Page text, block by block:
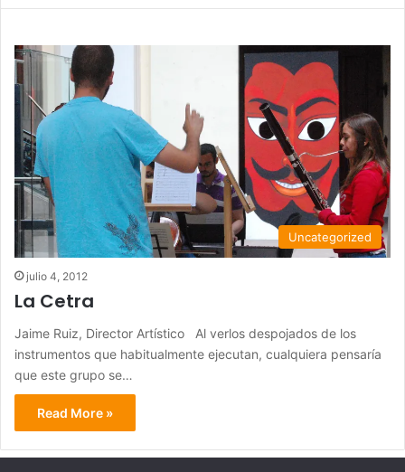
Uncategorized
julio 4, 2012
La Cetra
Jaime Ruiz, Director Artístico Al verlos despojados de los
instrumentos que habitualmente ejecutan, cualquiera pensaría
que este grupo se…
Read More »